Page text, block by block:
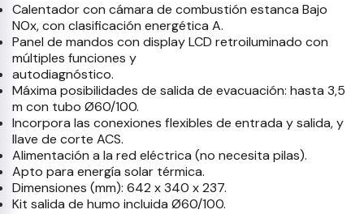
Calentador con cámara de combustión estanca Bajo
NOx, con clasificación energética A.
Panel de mandos con display LCD retroiluminado con
múltiples funciones y
autodiagnóstico.
Máxima posibilidades de salida de evacuación: hasta 3,5
m con tubo Ø60/100.
Incorpora las conexiones flexibles de entrada y salida, y
llave de corte ACS.
Alimentación a la red eléctrica (no necesita pilas).
Apto para energía solar térmica.
Dimensiones (mm): 642 x 340 x 237.
Kit salida de humo incluida Ø60/100.